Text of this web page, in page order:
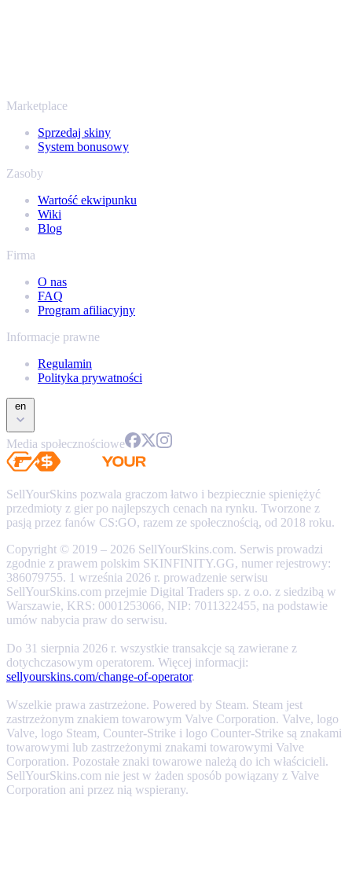
Marketplace
Sprzedaj skiny
System bonusowy
Zasoby
Wartość ekwipunku
Wiki
Blog
Firma
O nas
FAQ
Program afiliacyjny
Informacje prawne
Regulamin
Polityka prywatności
en
Media społecznościowe
SellYourSkins pozwala graczom łatwo i bezpiecznie spieniężyć
przedmioty z gier po najlepszych cenach na rynku. Tworzone z
pasją przez fanów CS:GO, razem ze społecznością, od 2018 roku.
Copyright © 2019 – 2026 SellYourSkins.com. Serwis prowadzi
zgodnie z prawem polskim SKINFINITY.GG, numer rejestrowy:
386079755. 1 września 2026 r. prowadzenie serwisu
SellYourSkins.com przejmie Digital Traders sp. z o.o. z siedzibą w
Warszawie, KRS: 0001253066, NIP: 7011322455, na podstawie
umów nabycia praw do serwisu.
Do 31 sierpnia 2026 r. wszystkie transakcje są zawierane z
dotychczasowym operatorem. Więcej informacji:
sellyourskins.com/change-of-operator.
Wszelkie prawa zastrzeżone. Powered by Steam. Steam jest
zastrzeżonym znakiem towarowym Valve Corporation. Valve, logo
Valve, logo Steam, Counter-Strike i logo Counter-Strike są znakami
towarowymi lub zastrzeżonymi znakami towarowymi Valve
Corporation. Pozostałe znaki towarowe należą do ich właścicieli.
SellYourSkins.com nie jest w żaden sposób powiązany z Valve
Corporation ani przez nią wspierany.